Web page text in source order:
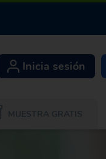
Inicia sesión
MUESTRA GRATIS